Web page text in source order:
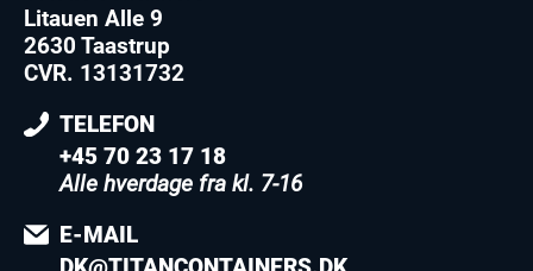
Litauen Alle 9
2630 Taastrup
CVR. 13131732
TELEFON
+45 70 23 17 18
Alle hverdage fra kl. 7-16
E-MAIL